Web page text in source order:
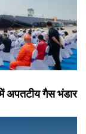
अपतटीय गैस भंडार